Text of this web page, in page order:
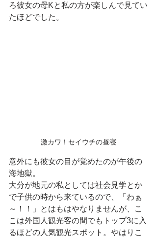
ろ彼女の母Kと私の方が楽しんで見てい
たほどでした。
激カワ！セイウチの昼寝
意外にも彼女の目が覚めたのが午後の
海地獄。
大分が地元の私としては社会見学とか
で子供の時から来ているので、「わぁ
～！！」とはもはやなりませんが、こ
こは外国人観光客の間でもトップ3に入
るほどの人気観光スポット。やはりこ